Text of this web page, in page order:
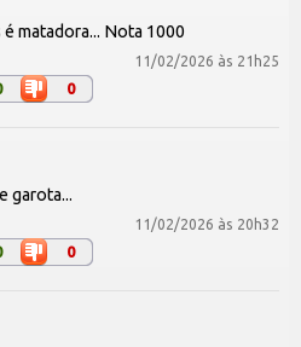
matadora... Nota 1000
11/02/2026 às 21h25
0
garota...
11/02/2026 às 20h32
0